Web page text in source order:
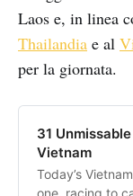
Laos e, in linea
Thailandia e al
per la giornata.
31
Vietnam
Today’s
one, racing to